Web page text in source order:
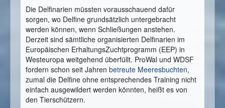
Die Delfinarien müssten vorausschauend dafür
sorgen, wo Delfine grundsätzlich untergebracht
werden können, wenn Schließungen anstehen.
Derzeit sind sämtliche organisierten Delfinarien im
Europäischen ErhaltungsZuchtprogramm (EEP) in
Westeuropa weitgehend überfüllt. ProWal und WDSF
fordern schon seit Jahren betreute Meeresbuchten,
zumal die Delfine ohne entsprechendes Training nicht
einfach ausgewildert werden könnten, heißt es von
den Tierschützern.